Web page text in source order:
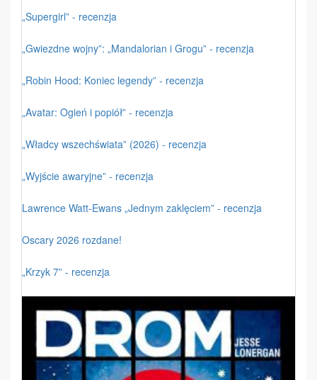
„Supergirl” - recenzja
„Gwiezdne wojny”: „Mandalorian i Grogu” - recenzja
„Robin Hood: Koniec legendy” - recenzja
„Avatar: Ogień i popiół” - recenzja
„Władcy wszechświata” (2026) - recenzja
„Wyjście awaryjne” - recenzja
Lawrence Watt-Ewans „Jednym zaklęciem” - recenzja
Oscary 2026 rozdane!
„Krzyk 7” - recenzja